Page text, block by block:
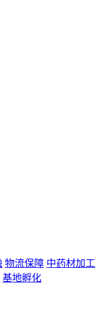
物流保障 中药材加工
基地孵化